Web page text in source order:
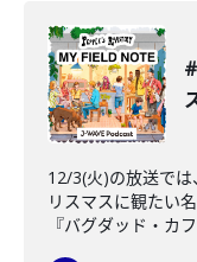
12/3(火)の放送で
リスマスに観たい
『バグダッド・カ